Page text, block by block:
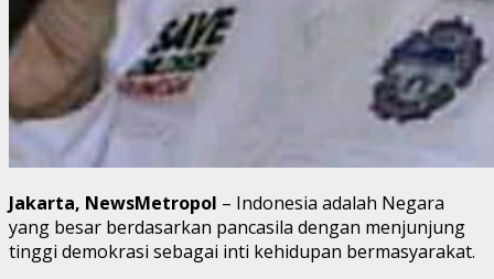
Jakarta, NewsMetropoI – Indonesia adalah Negara
yang besar berdasarkan pancasila dengan menjunjung
tinggi demokrasi sebagai inti kehidupan bermasyarakat.